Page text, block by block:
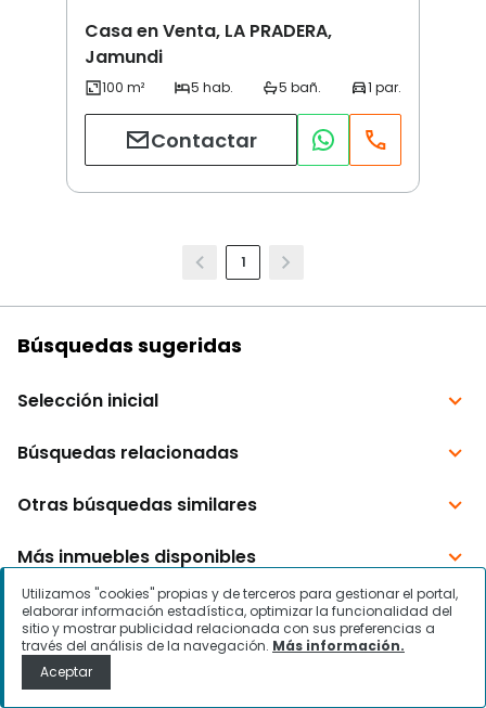
Casa en Venta, LA PRADERA,
Jamundi
Contactar
1
Utilizamos "cookies" propias y de terceros para gestionar el portal,
elaborar información estadística, optimizar la funcionalidad del
sitio y mostrar publicidad relacionada con sus preferencias a
través del análisis de la navegación. Más información.
Aceptar